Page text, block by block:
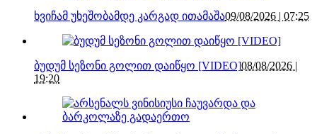
ხვიჩამ უხეშობამდე კარგად ითამაშა09/08/2026 | 07:25
ბუდუმ სეზონი გოლით დაიწყო [VIDEO]08/08/2026 |
19:20